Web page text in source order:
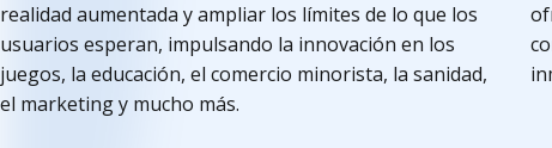
realidad aumentada y ampliar los límites de lo que los
usuarios esperan, impulsando la innovación en los
juegos, la educación, el comercio minorista, la sanidad,
el marketing y mucho más.